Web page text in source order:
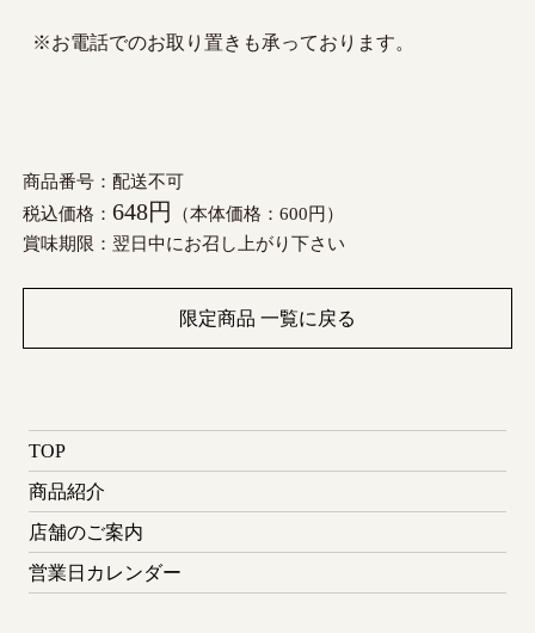
※お電話でのお取り置きも承っております。
商品番号：配送不可
税込価格： 648円
（本体価格：600円）
賞味期限：翌日中にお召し上がり下さい
限定商品 一覧に戻る
TOP
商品紹介
店舗のご案内
営業日カレンダー